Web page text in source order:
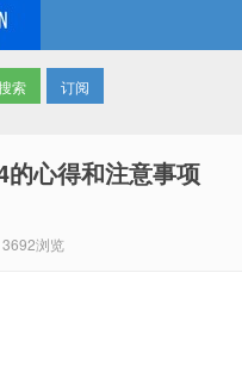
订阅
的心得和注意事项
3692浏览